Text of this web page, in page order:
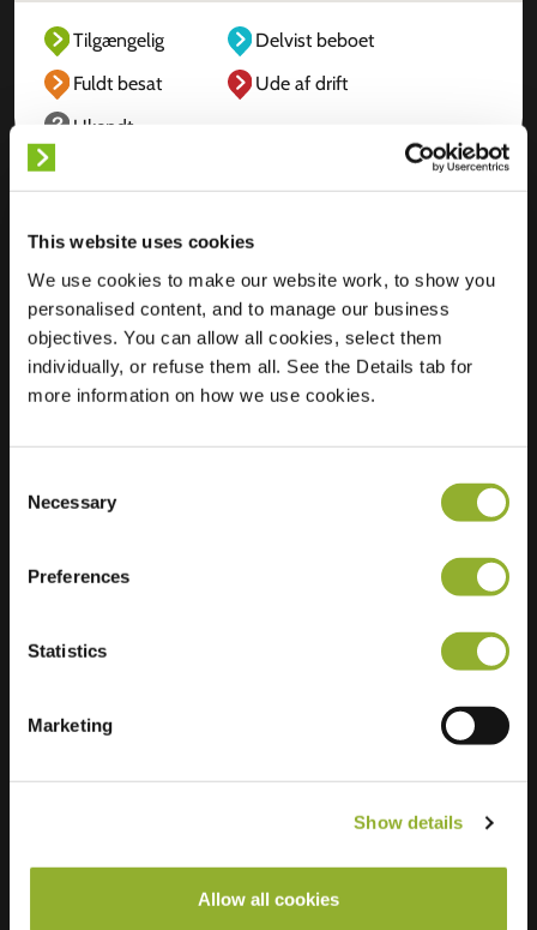
This website uses cookies
We use cookies to make our website work, to show you
personalised content, and to manage our business
objectives. You can allow all cookies, select them
individually, or refuse them all. See the Details tab for
more information on how we use cookies.
Selection
Necessary
Preferences
Statistics
Marketing
Show details
Allow all cookies
Tilgængelig
Delvist beboet
Fuldt besat
Ude af drift
Ukendt
Beliggenhed
Hendrikplantsoen
Regular Charging
Mastercard, VISA, Chargecard,